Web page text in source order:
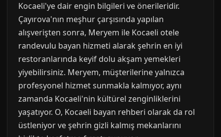
Kocaeli'ye dair engin bilgileri ve önerileridir.
Çayırova'nın meşhur çarşısında yapılan
alışverişten sonra, Meryem ile Kocaeli otele
randevulu bayan hizmeti alarak şehrin en iyi
restoranlarında keyif dolu akşam yemekleri
yiyebilirsiniz. Meryem, müşterilerine yalnızca
profesyonel hizmet sunmakla kalmıyor, aynı
zamanda Kocaeli'nin kültürel zenginliklerini
yaşatıyor. O, Kocaeli bayan rehberi olarak da rol
üstleniyor ve şehrin gizli kalmış mekanlarını